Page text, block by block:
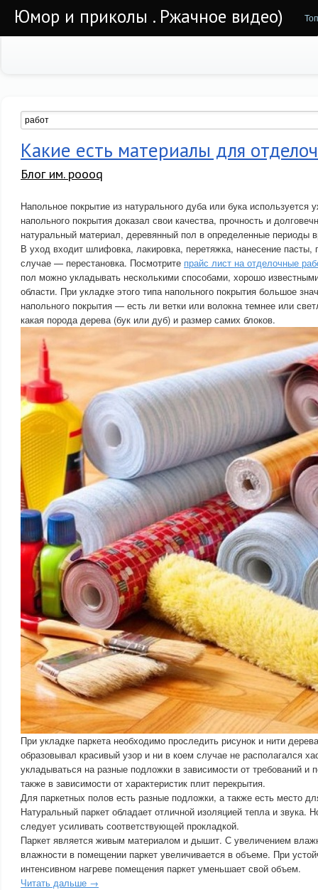
Юмор и приколы . Ржачное видео)
Какие есть материалы для
Блог им. poooq
Напольное покрытие из натурального дуба или бука используется
напольного покрытия доказал свои качества, прочность и
натуральный материал, деревянный пол в определенные периоды
В уход входит шлифовка, лакировка, перетяжка, нанесение пасты,
случае — перестановка. Посмотрите прайс лист на отделочные
пол можно укладывать несколькими способами, хорошо
области. При укладке этого типа напольного покрытия большое
напольного покрытия — есть ли ветки или волокна темнее или
какая порода дерева (бук или дуб) и размер самих блоков.
При укладке паркета необходимо проследить рисунок и нити
образовывал красивый узор и ни в коем случае не располагался
укладываться на разные подложки в зависимости от требований и
также в зависимости от характеристик плит перекрытия.
Для паркетных полов есть разные подложки, а также есть место
Натуральный паркет обладает отличной изоляцией тепла и звука.
следует усиливать соответствующей прокладкой.
Паркет является живым материалом и дышит. С увеличением
влажности в помещении паркет увеличивается в объеме. При
интенсивном нагреве помещения паркет уменьшает свой объем.
Читать дальше →